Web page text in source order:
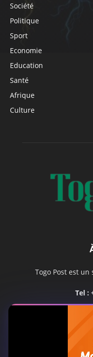
Société
Politique
Sport
Economie
Education
Santé
Afrique
Culture
Togo Post est
Tel :